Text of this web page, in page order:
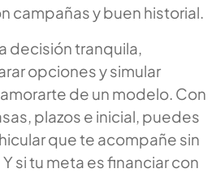
campañas y buen historial.
decisión tranquila,
opciones y simular
de un modelo. Con
plazos e inicial, puedes
que te acompañe sin
si tu meta es financiar con